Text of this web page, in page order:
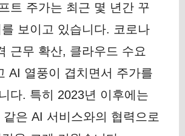
트 주가는 최근 몇 년간 꾸
보이고 있습니다. 코로나
근무 확산, 클라우드 수요
AI 열풍이 겹치면서 주가를
다. 특히 2023년 이후에는
같은 AI 서비스와의 협력으로